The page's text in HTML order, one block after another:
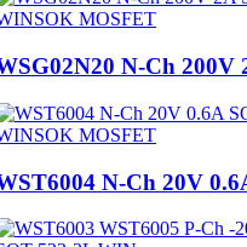
N-Ch 200V
N-Ch 20V